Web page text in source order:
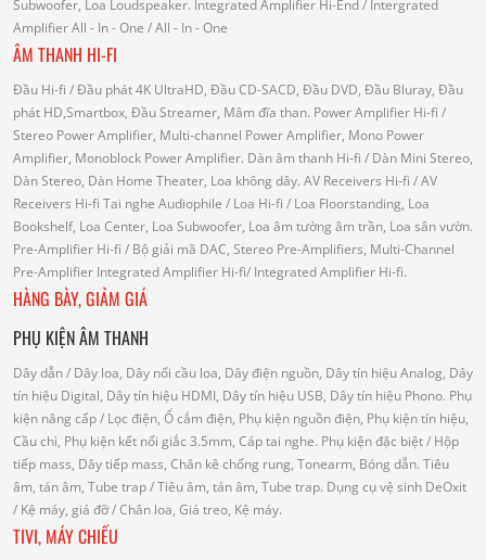
Subwoofer, Loa Loudspeaker. Integrated Amplifier Hi-End/ Intergrated
AmplifierAll - In - One / All - In - One
ÂM THANH HI-FI
Đầu Hi-fi / Đầu phát 4K UltraHD, Đầu CD-SACD, Đầu DVD, Đầu Bluray, Đầu
phát HD,Smartbox, Đầu Streamer, Mâm đĩa than. Power Amplifier Hi-fi /
Stereo Power Amplifier, Multi-channel Power Amplifier, Mono Power
Amplifier, Monoblock Power Amplifier. Dàn âm thanh Hi-fi / Dàn Mini Stereo,
Dàn Stereo, Dàn Home Theater, Loa không dây. AV Receivers Hi-fi / AV
Receivers Hi-fi Tai nghe Audiophile / Loa Hi-fi / Loa Floorstanding, Loa
Bookshelf, Loa Center, Loa Subwoofer, Loa âm tường âm trần, Loa sân vườn.
Pre-Amplifier Hi-fi / Bộ giải mã DAC, Stereo Pre-Amplifiers, Multi-Channel
Pre-Amplifier Integrated Amplifier Hi-fi/ Integrated Amplifier Hi-fi.
HÀNG BÀY, GIẢM GIÁ
PHỤ KIỆN ÂM THANH
Dây dẫn/ Dây loa, Dây nối cầu loa, Dây điện nguồn, Dây tín hiệu Analog, Dây
tín hiệu Digital, Dây tín hiệu HDMI, Dây tín hiệu USB, Dây tín hiệu Phono. Phụ
kiện nâng cấp/ Lọc điện, Ổ cắm điện, Phụ kiện nguồn điện, Phụ kiện tín hiệu,
Cầu chì, Phụ kiện kết nối giắc 3.5mm, Cáp tai nghe. Phụ kiện đặc biệt/ Hộp
tiếp mass, Dây tiếp mass, Chân kê chống rung, Tonearm, Bóng dẫn. Tiêu
âm, tán âm, Tube trap/ Tiêu âm, tán âm, Tube trap. Dụng cụ vệ sinh DeOxit
/ Kệ máy, giá đỡ/ Chân loa, Giá treo, Kệ máy.
TIVI, MÁY CHIẾU